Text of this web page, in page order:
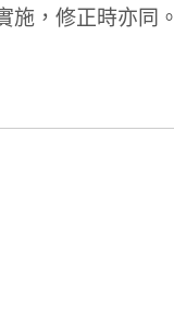
施，修正時亦同。